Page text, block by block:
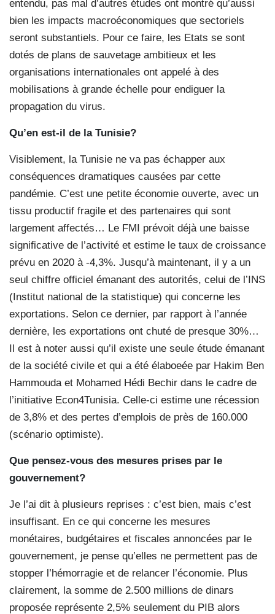
entendu, pas mal d’autres études ont montré qu’aussi
bien les impacts macroéconomiques que sectoriels
seront substantiels. Pour ce faire, les Etats se sont
dotés de plans de sauvetage ambitieux et les
organisations internationales ont appelé à des
mobilisations à grande échelle pour endiguer la
propagation du virus.
Qu’en est-il de la Tunisie?
Visiblement, la Tunisie ne va pas échapper aux
conséquences dramatiques causées par cette
pandémie. C’est une petite économie ouverte, avec un
tissu productif fragile et des partenaires qui sont
largement affectés… Le FMI prévoit déjà une baisse
significative de l’activité et estime le taux de croissance
prévu en 2020 à -4,3%. Jusqu’à maintenant, il y a un
seul chiffre officiel émanant des autorités, celui de l’INS
(Institut national de la statistique) qui concerne les
exportations. Selon ce dernier, par rapport à l’année
dernière, les exportations ont chuté de presque 30%…
Il est à noter aussi qu’il existe une seule étude émanant
de la société civile et qui a été élaboeée par Hakim Ben
Hammouda et Mohamed Hédi Bechir dans le cadre de
l’initiative Econ4Tunisia. Celle-ci estime une récession
de 3,8% et des pertes d’emplois de près de 160.000
(scénario optimiste).
Que pensez-vous des mesures prises par le
gouvernement?
Je l’ai dit à plusieurs reprises : c’est bien, mais c’est
insuffisant. En ce qui concerne les mesures
monétaires, budgétaires et fiscales annoncées par le
gouvernement, je pense qu’elles ne permettent pas de
stopper l’hémorragie et de relancer l’économie. Plus
clairement, la somme de 2.500 millions de dinars
proposée représente 2,5% seulement du PIB alors